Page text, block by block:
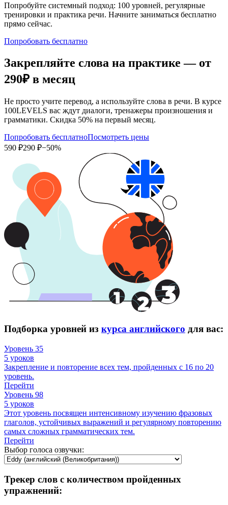
Попробуйте системный подход: 100 уровней, регулярные
тренировки и практика речи. Начните заниматься бесплатно
прямо сейчас.
Попробовать бесплатно
Закрепляйте слова на практике — от
290₽ в месяц
Не просто учите перевод, а используйте слова в речи. В курсе
100LEVELS вас ждут диалоги, тренажеры произношения и
грамматики. Скидка 50% на первый месяц.
Попробовать бесплатноПосмотреть цены
590 ₽290 ₽−50%
Подборка уровней из курса английского для вас:
Уровень 35
5 уроков
Закрепление и повторение всех тем, пройденных с 16 по 20
уровень.
Перейти
Уровень 98
5 уроков
Этот уровень посвящен интенсивному изучению фразовых
глаголов, устойчивых выражений и регулярному повторению
самых сложных грамматических тем.
Перейти
Выбор голоса озвучки:
Трекер слов с количеством пройденных
упражнений: